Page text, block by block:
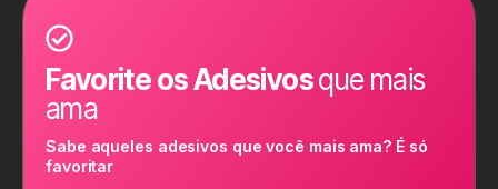
Favorite os Adesivosque mais
ama
Sabe aqueles adesivos que você mais ama? É só
favoritar